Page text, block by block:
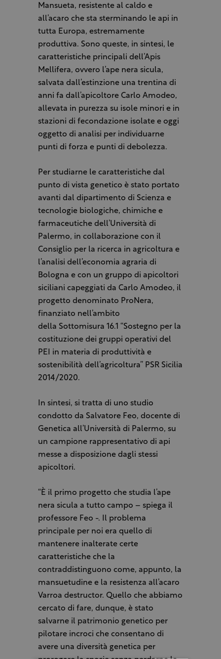
Mansueta, resistente al caldo e
all’acaro che sta sterminando le api in
tutta Europa, estremamente
produttiva. Sono queste, in sintesi, le
caratteristiche principali dell’Apis
Mellifera, ovvero l’ape nera sicula,
salvata dall’estinzione una trentina di
anni fa dall’apicoltore Carlo Amodeo,
allevata in purezza su isole minori e in
stazioni di fecondazione isolate e oggi
oggetto di analisi per individuarne
punti di forza e punti di debolezza.
Per studiarne le caratteristiche dal
punto di vista genetico è stato portato
avanti dal dipartimento di Scienza e
tecnologie biologiche, chimiche e
farmaceutiche dell’Università di
Palermo, in collaborazione con il
Consiglio per la ricerca in agricoltura e
l’analisi dell’economia agraria di
Bologna e con un gruppo di apicoltori
siciliani capeggiati da Carlo Amodeo, il
progetto denominato ProNera,
finanziato nell’ambito
della Sottomisura 16.1 “Sostegno per la
costituzione dei gruppi operativi del
PEI in materia di produttività e
sostenibilità dell’agricoltura” PSR Sicilia
2014/2020.
In sintesi, si tratta di uno studio
condotto da Salvatore Feo, docente di
Genetica all’Università di Palermo, su
un campione rappresentativo di api
messe a disposizione dagli stessi
apicoltori.
“È il primo progetto che studia l’ape
nera sicula a tutto campo – spiega il
professore Feo -. Il problema
principale per noi era quello di
mantenere inalterate certe
caratteristiche che la
contraddistinguono come, appunto, la
mansuetudine e la resistenza all’acaro
Varroa destructor. Quello che abbiamo
cercato di fare, dunque, è stato
salvarne il patrimonio genetico per
pilotare incroci che consentano di
avere una diversità genetica per